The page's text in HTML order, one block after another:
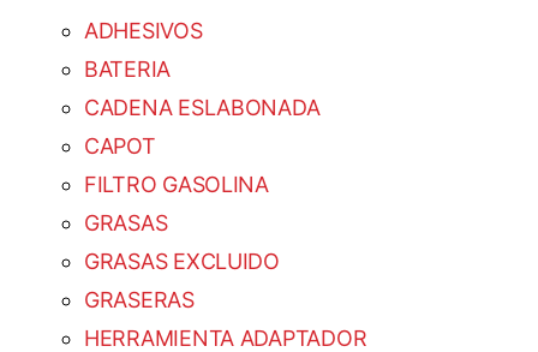
ADHESIVOS
BATERIA
CADENA ESLABONADA
CAPOT
FILTRO GASOLINA
GRASAS
GRASAS EXCLUIDO
GRASERAS
HERRAMIENTA ADAPTADOR